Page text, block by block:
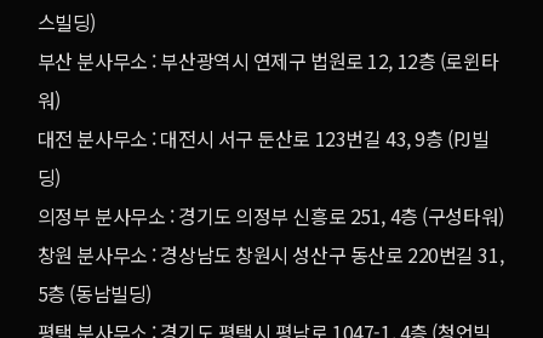
스빌딩)
부산 분사무소 : 부산광역시 연제구 법원로 12, 12층 (로윈타
워)
대전 분사무소 : 대전시 서구 둔산로 123번길 43, 9층 (PJ빌
딩)
의정부 분사무소 : 경기도 의정부 신흥로 251, 4층 (구성타워)
창원 분사무소 : 경상남도 창원시 성산구 동산로 220번길 31,
5층 (동남빌딩)
평택 분사무소 : 경기도 평택시 평남로 1047-1, 4층 (청언빌